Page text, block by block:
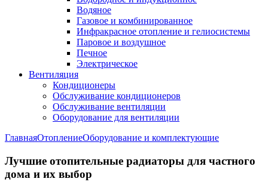
Водяное
Газовое и комбинированное
Инфракрасное отопление и гелиосистемы
Паровое и воздушное
Печное
Электрическое
Вентиляция
Кондиционеры
Обслуживание кондиционеров
Обслуживание вентиляции
Оборудование для вентиляции
ГлавнаяОтоплениеОборудование и комплектующие
Лучшие отопительные радиаторы для частного
дома и их выбор